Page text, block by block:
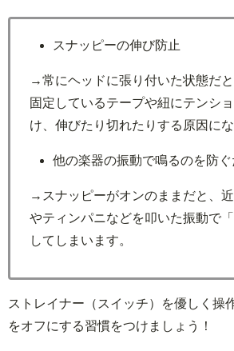
スナッピーの伸び防止
→常にヘッドに張り付いた状態だ
固定しているテープや紐にテンシ
け、伸びたり切れたりする原因にな
他の楽器の振動で鳴るのを防ぐ
→スナッピーがオンのままだと、
やティンパニなどを叩いた振動で
してしまいます。
ストレイナー（スイッチ）を優しく操
をオフにする習慣をつけましょう！